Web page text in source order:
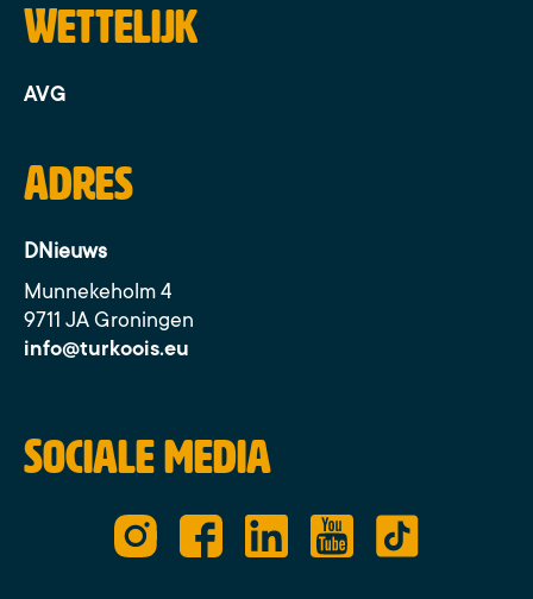
Wettelijk
AVG
Adres
DNieuws
Munnekeholm 4
9711 JA Groningen
info@turkoois.eu
Sociale media